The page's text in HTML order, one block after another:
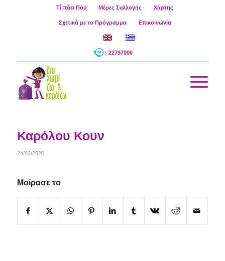
Τί πάει Που Μέρες Συλλογής Χάρτης
Σχετικά με το Πρόγραμμα Επικοινωνία
: 22797000
Καρόλου Κουν
24/02/2020
Μοίρασε το